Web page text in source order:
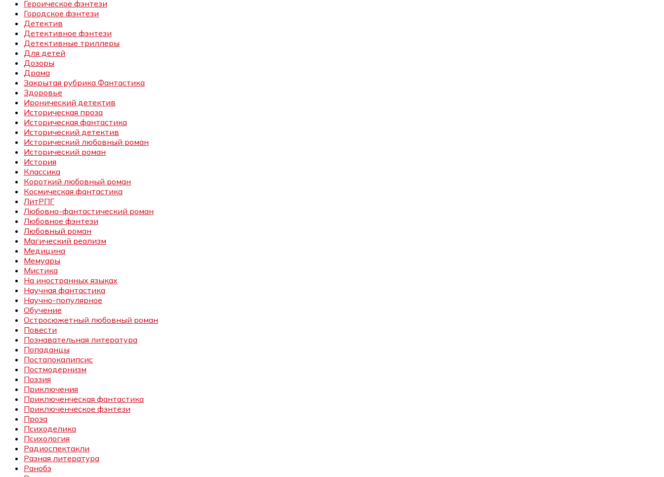
Героическое фэнтези
Городское фэнтези
Детектив
Детективное фэнтези
Детективные триллеры
Для детей
Дозоры
Драма
Закрытая рубрика Фантастика
Здоровье
Иронический детектив
Историческая проза
Историческая фантастика
Исторический детектив
Исторический любовный роман
Исторический роман
История
Классика
Короткий любовный роман
Космическая фантастика
ЛитРПГ
Любовно-фантастический роман
Любовное фэнтези
Любовный роман
Магический реализм
Медицина
Мемуары
Мистика
На иностранных языках
Научная фантастика
Научно-популярное
Обучение
Остросюжетный любовный роман
Повести
Познавательная литература
Попаданцы
Постапокалипсис
Постмодернизм
Поэзия
Приключения
Приключенческая фантастика
Приключенческое фэнтези
Проза
Психоделика
Психология
Радиоспектакли
Разная литература
Ранобэ